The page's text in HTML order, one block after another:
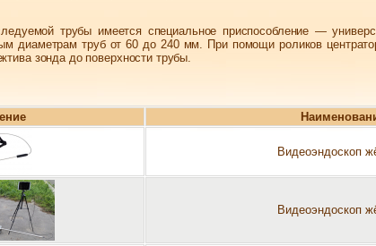
трубы имеется специальное приспособление —
диаметрам труб от 60 до 240 мм. При помощи роликов
зонда до поверхности трубы.
Видеоэндоскоп
Видеоэндоскоп